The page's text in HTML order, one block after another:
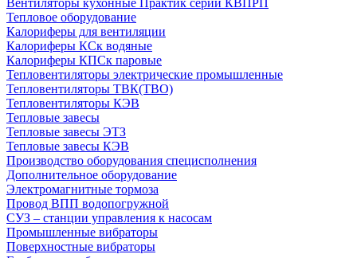
Вентиляторы кухонные Практик серии КВПРП
Тепловое оборудование
Калориферы для вентиляции
Калориферы КСк водяные
Калориферы КПСк паровые
Тепловентиляторы электрические промышленные
Тепловентиляторы ТВК(ТВО)
Тепловентиляторы КЭВ
Тепловые завесы
Тепловые завесы ЭТЗ
Тепловые завесы КЭВ
Производство оборудования специсполнения
Дополнительное оборудование
Электромагнитные тормоза
Провод ВПП водопогружной
СУЗ – станции управления к насосам
Промышленные вибраторы
Поверхностные вибраторы